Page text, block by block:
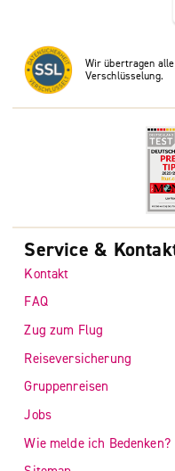
Wir übertragen
Verschlüsselung.
Service &
Kontakt
FAQ
Zug zum Flug
Reiseversicherung
Gruppenreisen
Jobs
Wie melde ich Bedenken?